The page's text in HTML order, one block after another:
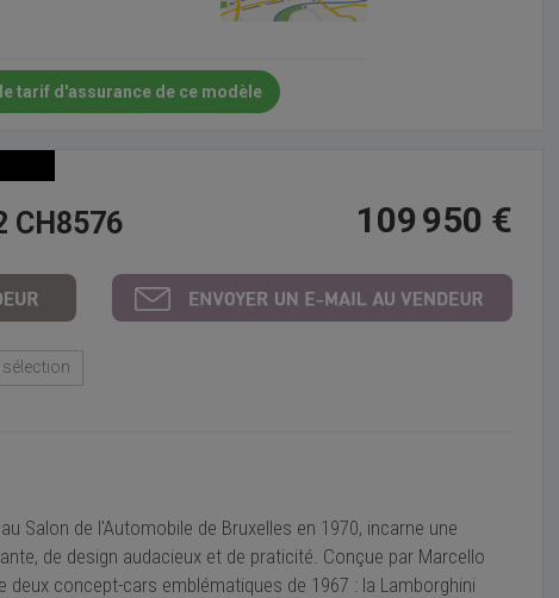
tarif d'assurance de ce modèle
CH8576 109 950 €
Salon de l'Automobile de Bruxelles en 1970, incarne une
de design audacieux et de praticité. Conçue par Marcello
deux concept-cars emblématiques de 1967 : la Lamborghini